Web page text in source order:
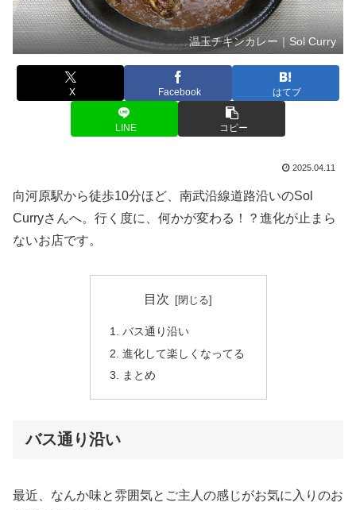
温玉チキンカレー｜Sol Curry
X Facebook はてブ
LINE コピー
2025.04.11
向河原駅から徒歩10分ほど、南武沿線道路沿いのSol
Curryさんへ。行く度に、何かが変わる！？進化が止まら
ないお店です。
目次
バス通り沿い
進化して楽しくなってる
まとめ
バス通り沿い
最近、なんか味と雰囲気とご主人の感じがお気に入りのお